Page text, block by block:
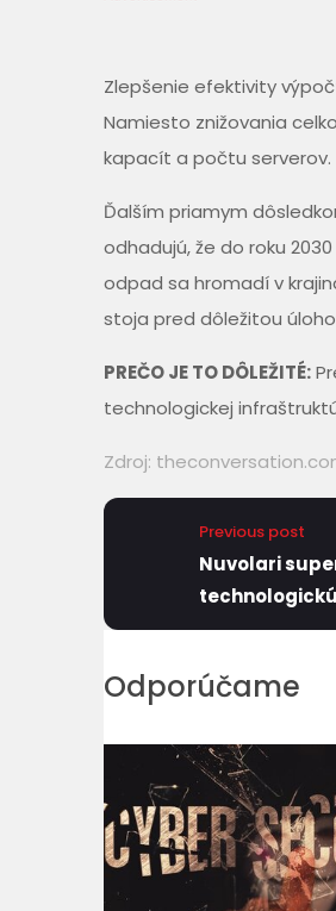
Zlepšenie efektivity
Namiesto znižovania
kapacít a počtu serverov.
Ďalším priamym
odhadujú, že do roku
odpad sa hromadí v
stoja pred dôležitou
PREČO JE TO DÔLEŽITÉ:
technologickej
Zdroj:
Previous post
Nuvolari
Odporúčame